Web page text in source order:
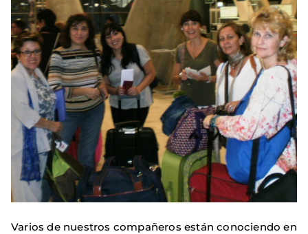
Varios de nuestros compañeros están conociendo en